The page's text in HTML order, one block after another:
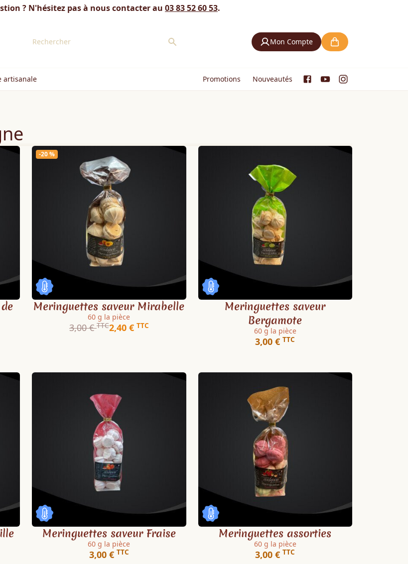
? N'hésitez pas à nous contacter au 03 83 52 60 53.
Mon Compte
artisanale Promotions Nouveautés
-20 %
Meringuettes saveur Mirabelle
60 g la pièce
3,00 €TTC2,40 € TTC
Meringuettes saveur
Bergamote
60 g la pièce
3,00 €TTC
Meringuettes saveur Fraise
60 g la pièce
3,00 € TTC
Meringuettes assorties
60 g la pièce
3,00 €TTC